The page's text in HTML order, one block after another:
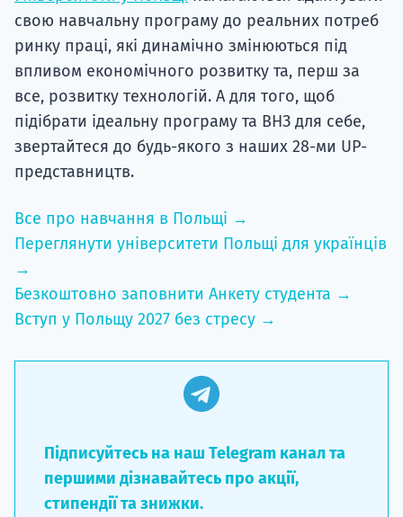
свою навчальну програму до реальних потреб
ринку праці, які динамічно змінюються під
впливом економічного розвитку та, перш за
все, розвитку технологій. А для того, щоб
підібрати ідеальну програму та ВНЗ для себе,
звертайтеся до будь-якого з наших 28-ми UP-
представництв.
Все про навчання в Польщі →
Переглянути університети Польщі для українців
→
Безкоштовно заповнити Анкету студента →
Вступ у Польщу 2027 без стресу →
Підписуйтесь на наш Telegram канал та
першими дізнавайтесь про акції,
стипендії та знижки.